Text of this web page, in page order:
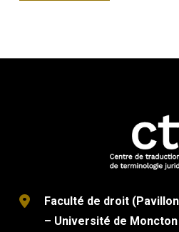
Faculté de droit
– Université de Moncton